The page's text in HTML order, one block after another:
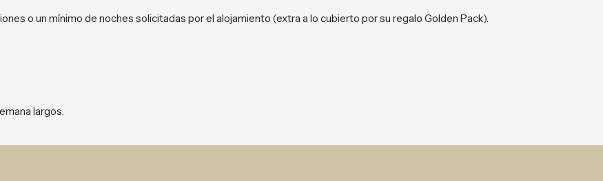
o un mínimo de noches solicitadas por el alojamiento (extra a lo cubierto por su regalo Golden Pack).
largos.